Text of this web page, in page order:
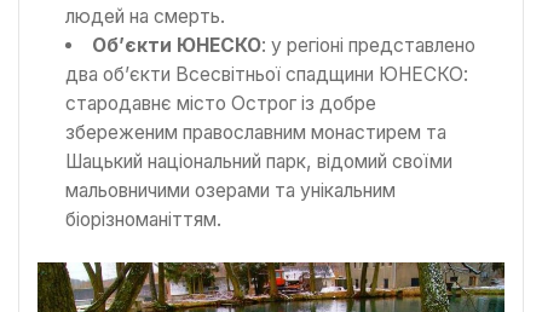
людей на смерть.
Об’єкти ЮНЕСКО: у регіоні представлено
два об’єкти Всесвітньої спадщини ЮНЕСКО:
стародавнє місто Острог із добре
збереженим православним монастирем та
Шацький національний парк, відомий своїми
мальовничими озерами та унікальним
біорізноманіттям.